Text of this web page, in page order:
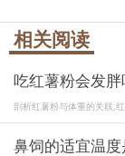
相关阅读
吃红薯粉会发胖
剖析红薯粉与体重的关联,
鼻饲的适宜温